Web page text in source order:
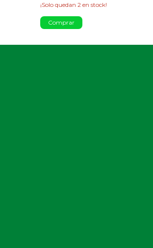
¡Solo quedan 2 en stock!
Comprar